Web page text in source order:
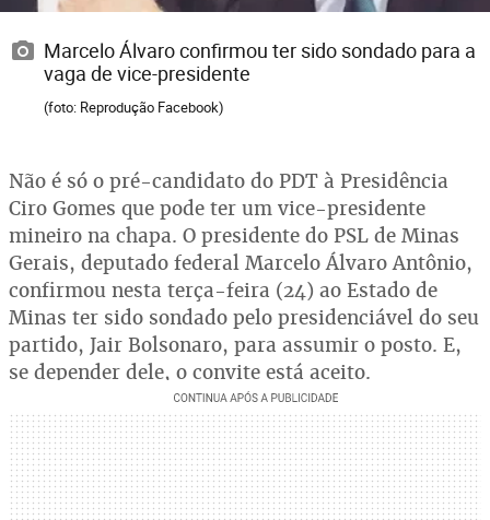
Marcelo Álvaro confirmou ter sido sondado para a
vaga de vice-presidente
(foto: Reprodução Facebook)
Não é só o pré-candidato do PDT à Presidência
Ciro Gomes que pode ter um vice-presidente
mineiro na chapa. O presidente do PSL de Minas
Gerais, deputado federal Marcelo Álvaro Antônio,
confirmou nesta terça-feira (24) ao Estado de
Minas ter sido sondado pelo presidenciável do seu
partido, Jair Bolsonaro, para assumir o posto. E,
se depender dele, o convite está aceito.